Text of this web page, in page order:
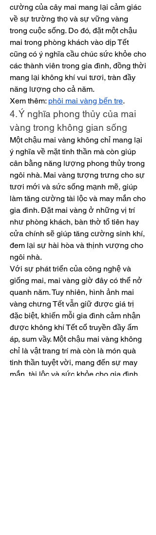
cường của cây mai mang lại cảm giác
về sự trường thọ và sự vững vàng
trong cuộc sống. Do đó, đặt một chậu
mai trong phòng khách vào dịp Tết
cũng có ý nghĩa cầu chúc sức khỏe cho
các thành viên trong gia đình, đồng thời
mang lại không khí vui tươi, tràn đầy
năng lượng cho cả năm.
Xem thêm: phôi mai vàng bến tre.
4. Ý nghĩa phong thủy của mai
vàng trong không gian sống
Một chậu mai vàng không chỉ mang lại
ý nghĩa về mặt tinh thần mà còn giúp
cân bằng năng lượng phong thủy trong
ngôi nhà. Mai vàng tượng trưng cho sự
tươi mới và sức sống mạnh mẽ, giúp
làm tăng cường tài lộc và may mắn cho
gia đình. Đặt mai vàng ở những vị trí
như phòng khách, bàn thờ tổ tiên hay
cửa chính sẽ giúp tăng cường sinh khí,
đem lại sự hài hòa và thịnh vượng cho
ngôi nhà.
Với sự phát triển của công nghệ và
giống mai, mai vàng giờ đây có thể nở
quanh năm. Tuy nhiên, hình ảnh mai
vàng chưng Tết vẫn giữ được giá trị
đặc biệt, khiến mỗi gia đình cảm nhận
được không khí Tết cổ truyền đầy ấm
áp, sum vầy. Một chậu mai vàng không
chỉ là vật trang trí mà còn là món quà
tinh thần tuyệt vời, mang đến sự may
mắn, tài lộc và sức khỏe cho gia đình